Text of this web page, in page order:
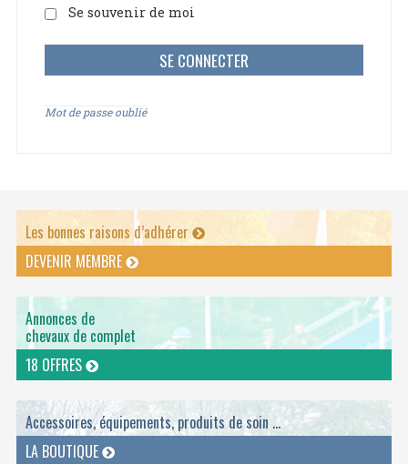
Se souvenir de moi
Mot de passe oublié
Les bonnes raisons d’adhérer
DEVENIR MEMBRE
Annonces de
chevaux de complet
18 OFFRES
Accessoires, équipements, produits de soin ...
LA BOUTIQUE